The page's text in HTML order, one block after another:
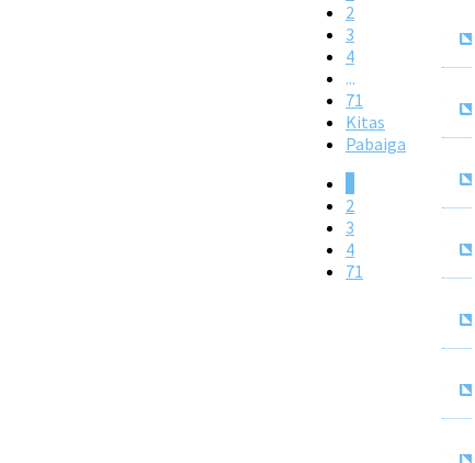
2
3
4
...
71
Kitas
Pabaiga
2
3
4
71